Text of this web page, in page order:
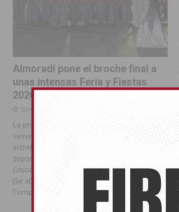
Almoradí pone el broche final a
unas intensas Feria y Fiestas
2026
03/08/2026
La programación reunió durante más de una
semana actos institucionales, conciertos,
actividades familiares, competiciones
deportivas y las celebraciones de Moros y
Cristianos Compártelo: Comparte en Facebook
(Se abre en una ventana nueva) Facebook
Compartir en